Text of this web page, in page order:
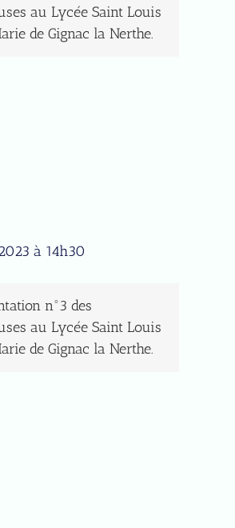
au Lycée Saint Louis
de Gignac la Nerthe.
à 14h30
n°3 des
au Lycée Saint Louis
de Gignac la Nerthe.